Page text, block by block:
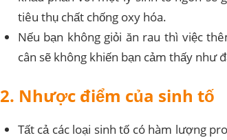
tiêu thụ chất chống oxy hóa.
Nếu bạn không giỏi ăn rau thì việc
cân sẽ không khiến bạn cảm thấy như
2. Nhược điểm của sinh tố
Tất cả các loại sinh tố có hàm lượng